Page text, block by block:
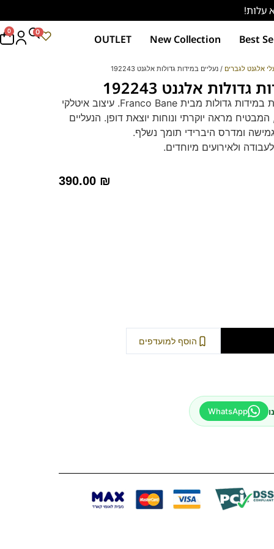
Best
New Collection
OUTLET
0 0
אלגנט לגברים / נעליים במידות גדולות אלגנט 192243
אלגנט 192243
נעלי גברים אלגנטיות במידות גדולות מבית Franco Bane. עיצוב איטלקי
מראה יוקרתי ונוחות יוצאת דופן. הנעליים
ומדרס היברידי תומך נשלף.
ולאירועים מיוחדים.
390.00 ₪
הוסף למועדפים
WhatsApp